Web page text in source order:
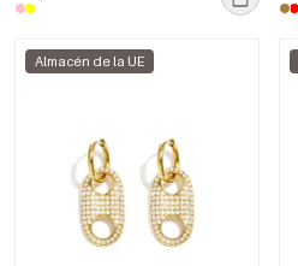
Almacén de la UE